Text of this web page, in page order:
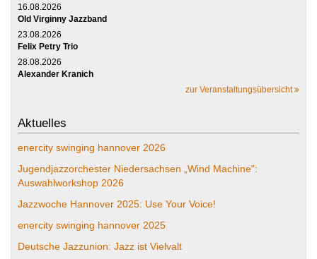
16.08.2026
Old Virginny Jazzband
23.08.2026
Felix Petry Trio
28.08.2026
Alexander Kranich
zur Veranstaltungsübersicht
Aktuelles
enercity swinging hannover 2026
Jugendjazzorchester Niedersachsen „Wind Machine“:
Auswahlworkshop 2026
Jazzwoche Hannover 2025: Use Your Voice!
enercity swinging hannover 2025
Deutsche Jazzunion: Jazz ist Vielvalt